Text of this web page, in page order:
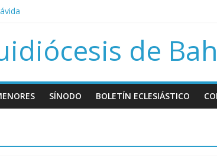
del día del niño por nacer
de
SÍNODO BOLETÍN ECLESIÁSTICO